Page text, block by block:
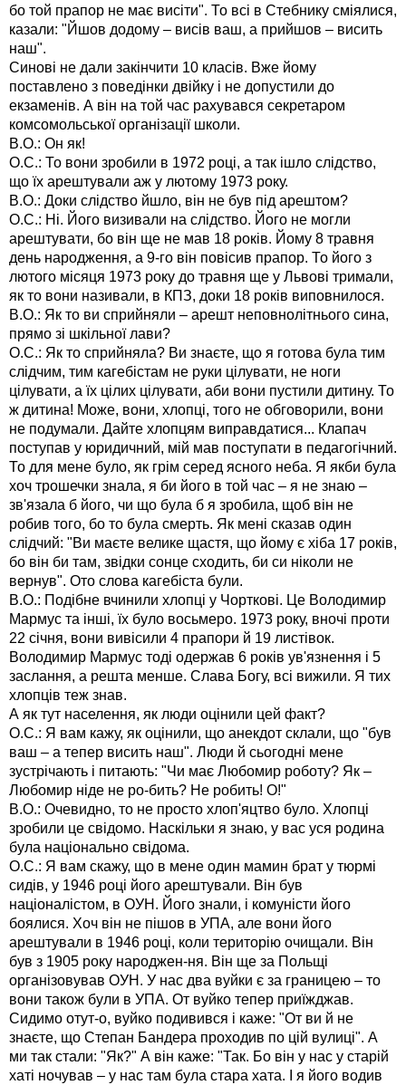
бо той прапор не має висіти". То всі в Стебнику сміялися,
казали: "Йшов додому – висів ваш, а прийшов – висить
наш".
Синові не дали закінчити 10 класів. Вже йому
поставлено з поведінки двійку і не допустили до
екзаменів. А він на той час рахувався секретаром
комсомольської організації школи.
В.О.: Он як!
О.С.: То вони зробили в 1972 році, а так ішло слідство,
що їх арештували аж у лютому 1973 року.
В.О.: Доки слідство йшло, він не був під арештом?
О.С.: Ні. Його визивали на слідство. Його не могли
арештувати, бо він ще не мав 18 років. Йому 8 травня
день народження, а 9-го він повісив прапор. То його з
лютого місяця 1973 року до травня ще у Львові тримали,
як то вони називали, в КПЗ, доки 18 років виповнилося.
В.О.: Як то ви сприйняли – арешт неповнолітнього сина,
прямо зі шкільної лави?
О.С.: Як то сприйняла? Ви знаєте, що я готова була тим
слідчим, тим кагебістам не руки цілувати, не ноги
цілувати, а їх цілих цілувати, аби вони пустили дитину. То
ж дитина! Може, вони, хлопці, того не обговорили, вони
не подумали. Дайте хлопцям виправдатися... Клапач
поступав у юридичний, мій мав поступати в педагогічний.
То для мене було, як грім серед ясного неба. Я якби була
хоч трошечки знала, я би його в той час – я не знаю –
зв'язала б його, чи що була б я зробила, щоб він не
робив того, бо то була смерть. Як мені сказав один
слідчий: "Ви маєте велике щастя, що йому є хіба 17 років,
бо він би там, звідки сонце сходить, би си ніколи не
вернув". Ото слова кагебіста були.
В.О.: Подібне вчинили хлопці у Чорткові. Це Володимир
Мармус та інші, їх було восьмеро. 1973 року, вночі проти
22 січня, вони вивісили 4 прапори й 19 листівок.
Володимир Мармус тоді одержав 6 років ув'язнення і 5
заслання, а решта менше. Слава Богу, всі вижили. Я тих
хлопців теж знав.
А як тут населення, як люди оцінили цей факт?
О.С.: Я вам кажу, як оцінили, що анекдот склали, що "був
ваш – а тепер висить наш". Люди й сьогодні мене
зустрічають і питають: "Чи має Любомир роботу? Як –
Любомир ніде не ро-бить? Не робить! О!"
В.О.: Очевидно, то не просто хлоп'яцтво було. Хлопці
зробили це свідомо. Наскільки я знаю, у вас уся родина
була національно свідома.
О.С.: Я вам скажу, що в мене один мамин брат у тюрмі
сидів, у 1946 році його арештували. Він був
націоналістом, в ОУН. Його знали, і комуністи його
боялися. Хоч він не пішов в УПА, але вони його
арештували в 1946 році, коли територію очищали. Він
був з 1905 року народжен-ня. Він ще за Польщі
організовував ОУН. У нас два вуйки є за границею – то
вони також були в УПА. От вуйко тепер приїжджав.
Сидимо отут-о, вуйко подивився і каже: "От ви й не
знаєте, що Степан Бандера проходив по цій вулиці". А
ми так стали: "Як?" А він каже: "Так. Бо він у нас у старій
хаті ночував – у нас там була стара хата. І я його водив